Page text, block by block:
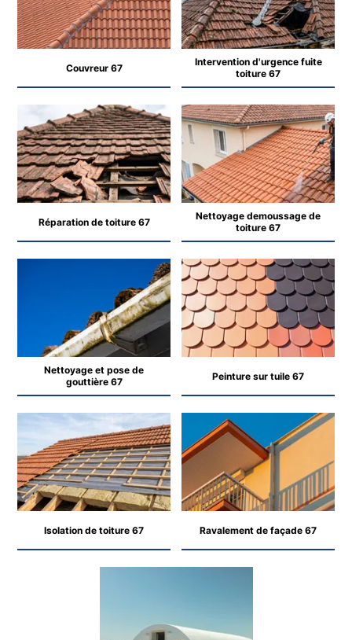
Couvreur 67
Intervention d'urgence fuite
toiture 67
Réparation de toiture 67
Nettoyage demoussage de
toiture 67
Nettoyage et pose de
gouttière 67
Peinture sur tuile 67
Isolation de toiture 67 Ravalement de façade 67